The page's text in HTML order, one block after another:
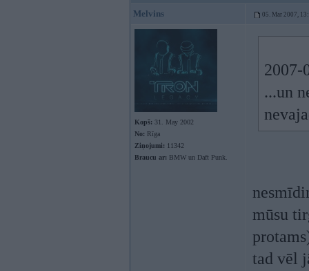
Melvins 05. Mar 2007,
Kopš: 31. May 2002
No: Rīga
Ziņojumi: 11342
Braucu ar: BMW un Daft Punk.
2007-
...un
mūsu
tad vēl